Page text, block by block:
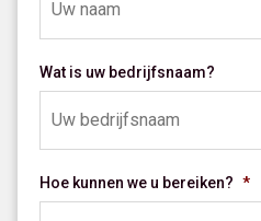
Wat is uw bedrijfsnaam?
Hoe kunnen we u bereiken? *